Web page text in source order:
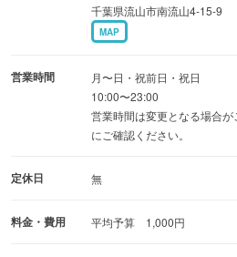
千葉県流山市南流山4-15-9
MAP
営業時間
月〜日・祝前日・祝日
10:00〜23:00
営業時間は変更となる場合
にご確認ください。
定休日 無
料金・費用 平均予算 1,000円